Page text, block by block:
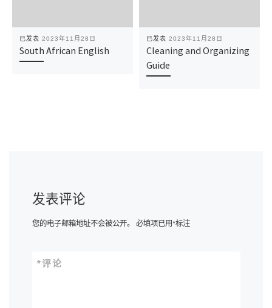
已发表 2023年11月28日
South African English
已发表 2023年11月28日
Cleaning and Organizing
Guide
发表评论
您的电子邮箱地址不会被公开。 必填项已用*标注
评论
*